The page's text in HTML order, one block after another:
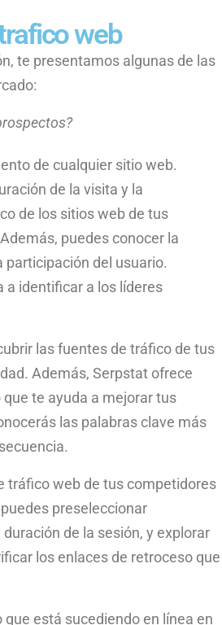
web
te presentamos algunas de las
de cualquier sitio web.
de la visita y la
de los sitios web de tus
puedes conocer la
del usuario.
a identificar a los líderes
las fuentes de tráfico de tus
Además, Serpstat ofrece
te ayuda a mejorar tus
las palabras clave más
tráfico web de tus competidores
preseleccionar
de la sesión, y explorar
los enlaces de retroceso que
está sucediendo en línea en